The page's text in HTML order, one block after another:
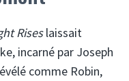
Riseslaissait
incarné par Joseph
comme Robin,